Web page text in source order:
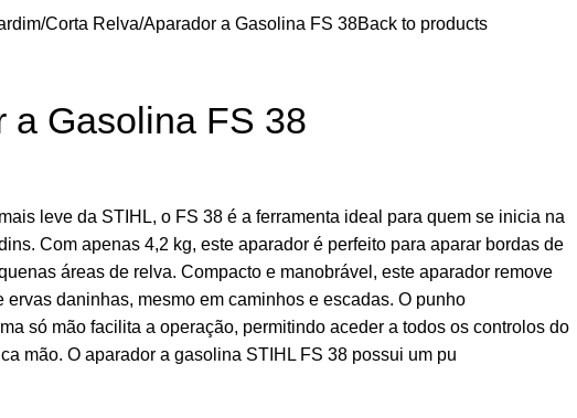
Corta Relva Aparador a Gasolina FS 38Back to products
a Gasolina FS 38
leve da STIHL, o FS 38 é a ferramenta ideal para quem se inicia na
Com apenas 4,2 kg, este aparador é perfeito para aparar bordas de
áreas de relva. Compacto e manobrável, este aparador remove
ervas daninhas, mesmo em caminhos e escadas. O punho
só mão facilita a operação, permitindo aceder a todos os controlos do
mão. O aparador a gasolina STIHL FS 38 possui um pu